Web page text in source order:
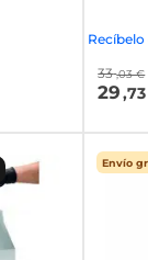
Recíbelo
33 ,03 €
29
Envío